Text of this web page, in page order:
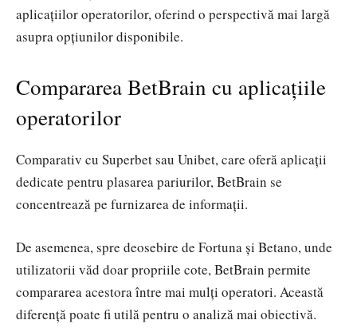
aplicațiilor operatorilor, oferind o perspectivă mai largă
asupra opțiunilor disponibile.
Compararea BetBrain cu aplicațiile
operatorilor
Comparativ cu Superbet sau Unibet, care oferă aplicații
dedicate pentru plasarea pariurilor, BetBrain se
concentrează pe furnizarea de informații.
De asemenea, spre deosebire de Fortuna și Betano, unde
utilizatorii văd doar propriile cote, BetBrain permite
compararea acestora între mai mulți operatori. Această
diferență poate fi utilă pentru o analiză mai obiectivă.